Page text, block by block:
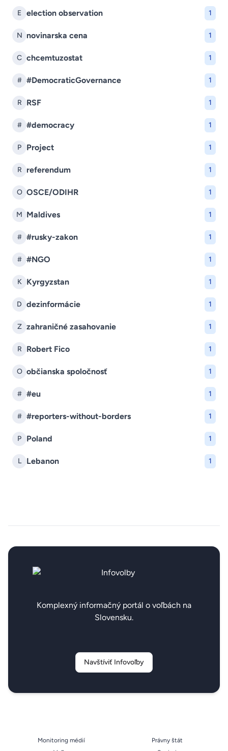
E election observation 1
N novinarska cena 1
C chcemtuzostat 1
# #DemocraticGovernance 1
R RSF 1
# #democracy 1
P Project 1
R referendum 1
O OSCE/ODIHR 1
M Maldives 1
# #rusky-zakon 1
# #NGO 1
K Kyrgyzstan 1
D dezinformácie 1
Z zahraničné zasahovanie 1
R Robert Fico 1
O občianska spoločnosť 1
# #eu 1
# #reporters-without-borders 1
P Poland 1
L Lebanon 1
Komplexný informačný portál o voľbách na
Slovensku.
Navštíviť Infovoľby
Monitoring médií
Právny štát